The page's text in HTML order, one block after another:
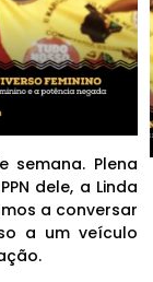
semana. Plena
dele, a Linda
a conversar
a um veículo